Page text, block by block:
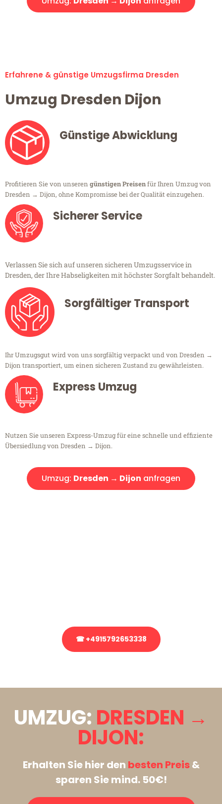
Erfahrene & günstige Umzugsfirma Dresden
Umzug Dresden Dijon
Günstige Abwicklung
Profitieren Sie von unseren günstigen Preisenfür Ihren Umzug von
Dresden → Dijon, ohne Kompromisse bei der Qualität einzugehen.
Sicherer Service
Verlassen Sie sich auf unseren sicheren Umzugsservice in
Dresden, der Ihre Habseligkeiten mit höchster Sorgfalt behandelt.
Sorgfältiger Transport
Ihr Umzugsgut wird von uns sorgfältig verpackt und von Dresden →
Dijon transportiert, um einen sicheren Zustand zu gewährleisten.
Express Umzug
Nutzen Sie unseren Express-Umzug für eine schnelle und effiziente
Übersiedlung von Dresden → Dijon.
Umzug: Dresden → Dijon anfragen
☎ +4915792653338
UMZUG: DRESDEN →
DIJON:
Erhalten Sie hier den besten Preis&
sparen Sie mind. 50€!